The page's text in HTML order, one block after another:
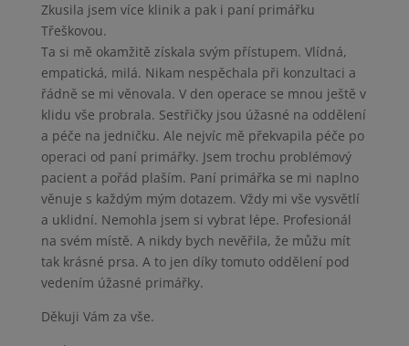
Zkusila jsem více klinik a pak i paní primářku
Třeškovou.
Ta si mě okamžitě získala svým přístupem. Vlídná,
empatická, milá. Nikam nespěchala při konzultaci a
řádně se mi věnovala. V den operace se mnou ještě v
klidu vše probrala. Sestřičky jsou úžasné na oddělení
a péče na jedničku. Ale nejvíc mě překvapila péče po
operaci od paní primářky. Jsem trochu problémový
pacient a pořád plaším. Paní primářka se mi naplno
věnuje s každým mým dotazem. Vždy mi vše vysvětlí
a uklidní. Nemohla jsem si vybrat lépe. Profesionál
na svém místě. A nikdy bych nevěřila, že můžu mít
tak krásné prsa. A to jen díky tomuto oddělení pod
vedením úžasné primářky.
Děkuji Vám za vše.